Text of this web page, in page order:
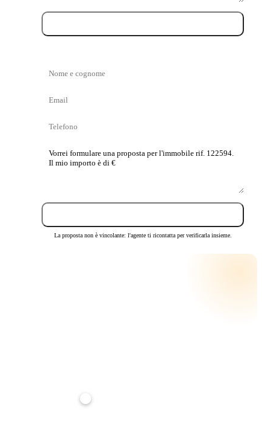
Nome
cognome
Email
Telefono
La
tua
La proposta non è vincolante: l'agente ti ricontatta per verificarla insieme.